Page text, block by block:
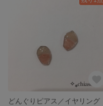
どんぐりピアス／イヤリング